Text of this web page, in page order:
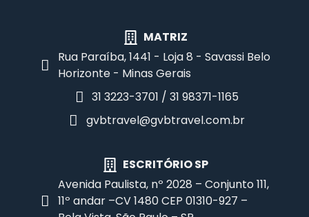
MATRIZ
Rua Paraíba, 1441 - Loja 8 - Savassi Belo
Horizonte - Minas Gerais
31 3223-3701 / 31 98371-1165
gvbtravel@gvbtravel.com.br
ESCRITÓRIO SP
Avenida Paulista, nº 2028 – Conjunto 111,
11º andar –CV 1480 CEP 01310-927 –